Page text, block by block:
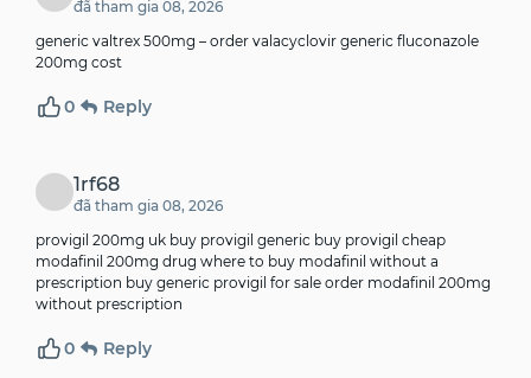
đã tham gia 08, 2026
generic valtrex 500mg – order valacyclovir generic fluconazole
200mg cost
0 Reply
1rf68
đã tham gia 08, 2026
provigil 200mg uk buy provigil generic buy provigil cheap
modafinil 200mg drug where to buy modafinil without a
prescription buy generic provigil for sale order modafinil 200mg
without prescription
0 Reply